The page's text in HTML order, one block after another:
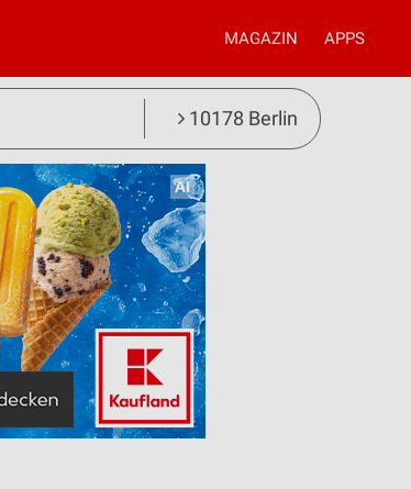
MAGAZIN APPS
10178 Berlin